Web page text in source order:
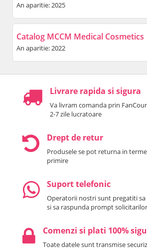
An aparitie: 2025
Catalog MCCM Medical Cosmetics
An aparitie: 2022
Livrare rapida si sigura
Va livram comanda prin
2-7 zile lucratoare
Drept de retur
Produsele se pot returna in
primire
Suport telefonic
Operatorii nostri sunt pregatiti sa
si sa raspunda prompt solicitarilor
Comenzi si plati 100%
Toate datele sunt transmise